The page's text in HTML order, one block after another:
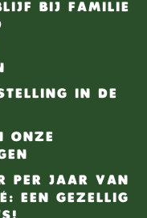
BIJ FAMILIE
IN DE
ONZE
PER JAAR VAN
EEN GEZELLIG